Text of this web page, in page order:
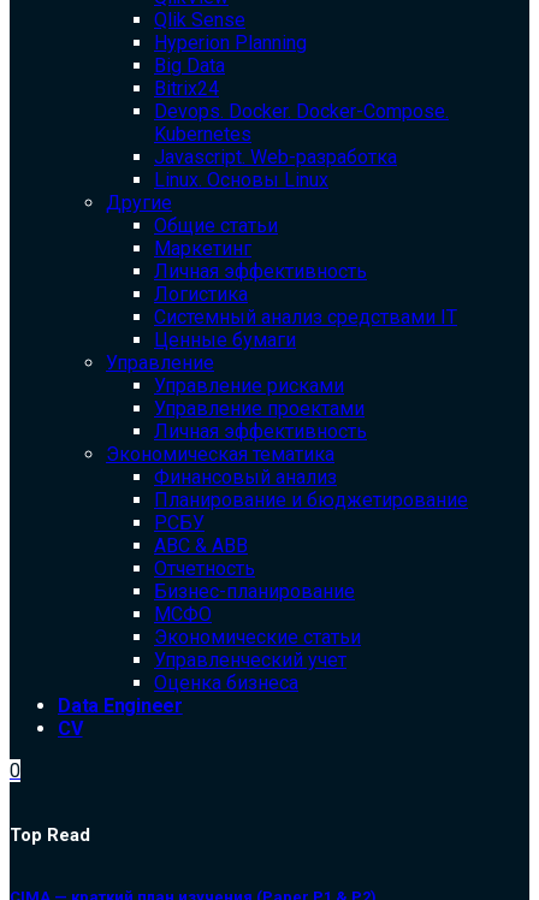
Qlik Sense
Hyperion Planning
Big Data
Bitrix24
Devops. Docker. Docker-Compose.
Kubernetes
Javascript. Web-разработка
Linux. Основы Linux
Другие
Общие статьи
Маркетинг
Личная эффективность
Логистика
Системный анализ средствами IT
Ценные бумаги
Управление
Управление рисками
Управление проектами
Личная эффективность
Экономическая тематика
Финансовый анализ
Планирование и бюджетирование
РСБУ
ABC & ABB
Отчетность
Бизнес-планирование
МСФО
Экономические статьи
Управленческий учет
Оценка бизнеса
Data Engineer
CV
0
Top Read